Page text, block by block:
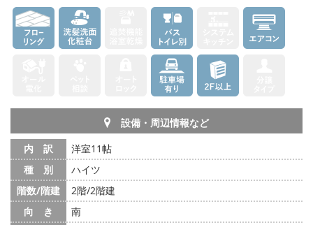
設備・周辺情報など
内 訳
洋室11帖
種 別
ハイツ
階数/階建
2階/2階建
向 き
南